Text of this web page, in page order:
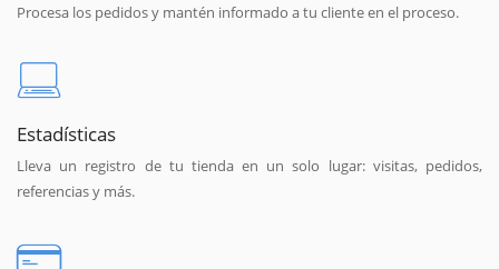
Procesa los pedidos y mantén informado a tu cliente en el proceso.
Estadísticas
Lleva un registro de tu tienda en un solo lugar: visitas, pedidos,
referencias y más.